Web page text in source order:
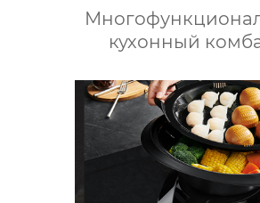
кухонный
для
Медленное